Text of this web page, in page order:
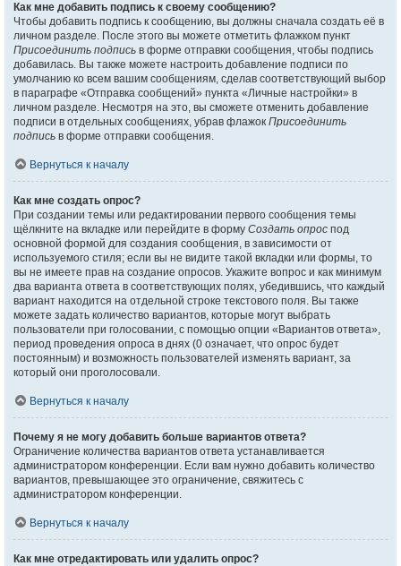
Как мне добавить подпись к своему сообщению?
Чтобы добавить подпись к сообщению, вы должны сначала создать её в
личном разделе. После этого вы можете отметить флажком пункт
Присоединить подпись в форме отправки сообщения, чтобы подпись
добавилась. Вы также можете настроить добавление подписи по
умолчанию ко всем вашим сообщениям, сделав соответствующий выбор
в параграфе «Отправка сообщений» пункта «Личные настройки» в
личном разделе. Несмотря на это, вы сможете отменить добавление
подписи в отдельных сообщениях, убрав флажок Присоединить
подпись в форме отправки сообщения.
Вернуться к началу
Как мне создать опрос?
При создании темы или редактировании первого сообщения темы
щёлкните на вкладке или перейдите в форму Создать опрос под
основной формой для создания сообщения, в зависимости от
используемого стиля; если вы не видите такой вкладки или формы, то
вы не имеете прав на создание опросов. Укажите вопрос и как минимум
два варианта ответа в соответствующих полях, убедившись, что каждый
вариант находится на отдельной строке текстового поля. Вы также
можете задать количество вариантов, которые могут выбрать
пользователи при голосовании, с помощью опции «Вариантов ответа»,
период проведения опроса в днях (0 означает, что опрос будет
постоянным) и возможность пользователей изменять вариант, за
который они проголосовали.
Вернуться к началу
Почему я не могу добавить больше вариантов ответа?
Ограничение количества вариантов ответа устанавливается
администратором конференции. Если вам нужно добавить количество
вариантов, превышающее это ограничение, свяжитесь с
администратором конференции.
Вернуться к началу
Как мне отредактировать или удалить опрос?